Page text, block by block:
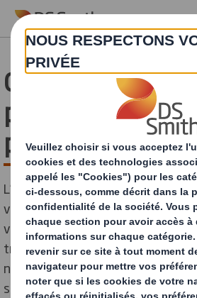
Skip to main content
Comment créer
packaging
personnalisé ?
L’achat en ligne est une
vécue en magasin. Il est
via un éclairage spécifique, un
travaillé, des odeurs
ne se résume cependant pas au
son paiement.